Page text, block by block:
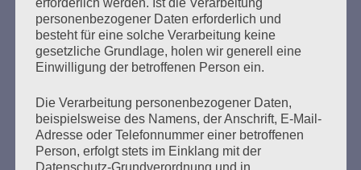
unangepasste Menschen im
Nationalsozialismus
Erstellt am5. Januar 2023
Zur Zeit des Nationalsozialismus wurden Tausende
unangepasster und unter Armut leidender Menschen mit
der diskriminierenden Bezeichnung „asozial“ verfolgt,
erforderlich werden. Ist die Verarbeitung
personenbezogener Daten erforderlich und
besteht für eine solche Verarbeitung keine
gesetzliche Grundlage, holen wir generell eine
Einwilligung der betroffenen Person ein.
Die Verarbeitung personenbezogener Daten,
beispielsweise des Namens, der Anschrift, E-Mail-
Adresse oder Telefonnummer einer betroffenen
Person, erfolgt stets im Einklang mit der